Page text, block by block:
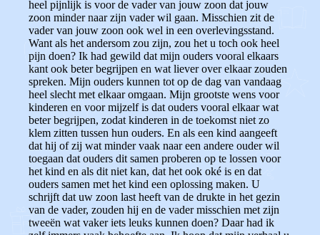
heel pijnlijk is voor de vader van jouw zoon dat jouw
zoon minder naar zijn vader wil gaan. Misschien zit de
vader van jouw zoon ook wel in een overlevingsstand.
Want als het andersom zou zijn, zou het u toch ook heel
pijn doen? Ik had gewild dat mijn ouders vooral elkaars
kant ook beter begrijpen en wat liever over elkaar zouden
spreken. Mijn ouders kunnen tot op de dag van vandaag
heel slecht met elkaar omgaan. Mijn grootste wens voor
kinderen en voor mijzelf is dat ouders vooral elkaar wat
beter begrijpen, zodat kinderen in de toekomst niet zo
klem zitten tussen hun ouders. En als een kind aangeeft
dat hij of zij wat minder vaak naar een andere ouder wil
toegaan dat ouders dit samen proberen op te lossen voor
het kind en als dit niet kan, dat het ook oké is en dat
ouders samen met het kind een oplossing maken. U
schrijft dat uw zoon last heeft van de drukte in het gezin
van de vader, zouden hij en de vader misschien met zijn
tweeën wat vaker iets leuks kunnen doen? Daar had ik